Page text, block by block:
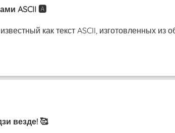
ASCII 🅰️
как текст ASCII, изготовленных
везде! 🥰